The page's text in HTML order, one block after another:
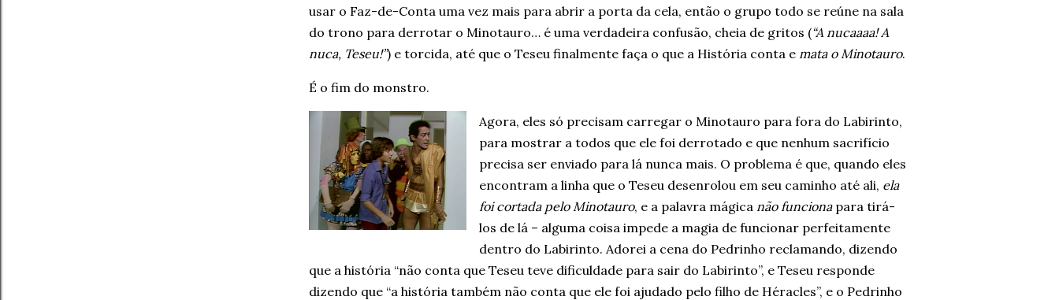
usar o Faz-de-Conta uma vez mais para abrir a porta da cela, então o grupo todo se reúne na sala
do trono para derrotar o Minotauro… é uma verdadeira confusão, cheia de gritos (“A nucaaaa! A
nuca, Teseu!”) e torcida, até que o Teseu finalmente faça o que a História conta e mata o Minotauro.
É o fim do monstro.
Agora, eles só precisam carregar o Minotauro para fora do Labirinto,
para mostrar a todos que ele foi derrotado e que nenhum sacrifício
precisa ser enviado para lá nunca mais. O problema é que, quando eles
encontram a linha que o Teseu desenrolou em seu caminho até ali, ela
foi cortada pelo Minotauro, e a palavra mágica não funcionapara tirá-
los de lá – alguma coisa impede a magia de funcionar perfeitamente
dentro do Labirinto. Adorei a cena do Pedrinho reclamando, dizendo
que a história “não conta que Teseu teve dificuldade para sair do Labirinto”, e Teseu responde
dizendo que “a história também não conta que ele foi ajudado pelo filho de Héracles”, e o Pedrinho